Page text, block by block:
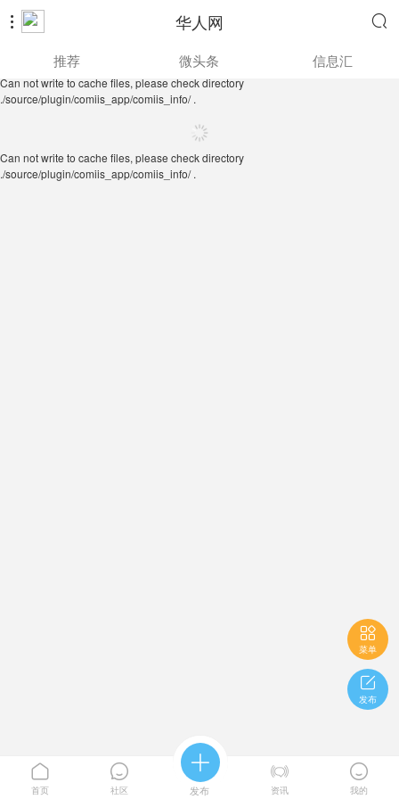
 华人网 
./source/plugin/comiis_app/comiis_info/ .
推荐 微头条 信息汇
Can not write to cache files, please check directory
./source/plugin/comiis_app/comiis_info/ .

菜单

发布

首页

社区

发布

资讯

我的
Can not write to cache files, please check directory
./source/plugin/comiis_app/comiis_info/ .